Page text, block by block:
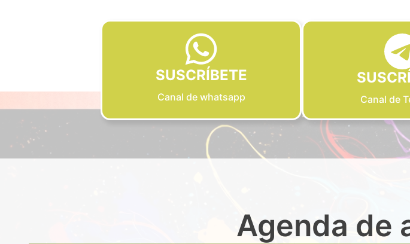
SUSCRÍBETE
Canal de whatsapp Canal de
Agenda de